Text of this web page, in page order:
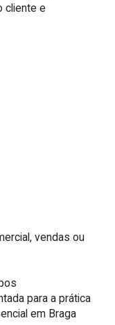
cliente e
vendas ou
para a prática
em Braga